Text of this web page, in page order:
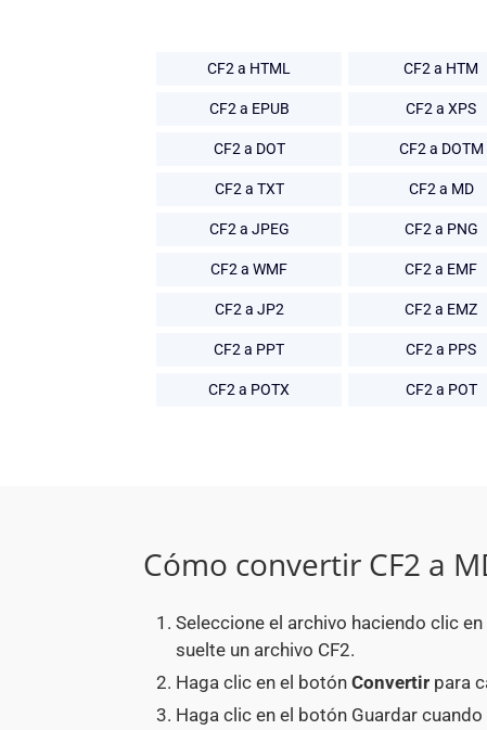
CF2 a HTML CF2 a HTM
CF2 a EPUB CF2 a XPS
CF2 a DOT CF2 a DOTM
CF2 a TXT CF2 a MD
CF2 a JPEG CF2 a PNG
CF2 a WMF CF2 a EMF
CF2 a JP2 CF2 a EMZ
CF2 a PPT CF2 a PPS
CF2 a POTX CF2 a POT
Cómo convertir CF2 a
Seleccione el archivo haciendo clic
suelte un archivo CF2.
Haga clic en el botón Convertir para
Haga clic en el botón Guardar